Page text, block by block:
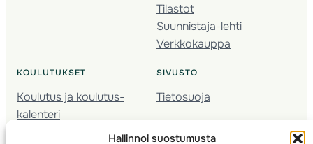
Hallinnoi suostumusta
Tilastot
Suunnistaja-lehti
Verkkokauppa
KOULUTUKSET
Koulutus ja koulutus­
kalenteri
Nuorison koulutukset
SIVUSTO
Tietosuoja